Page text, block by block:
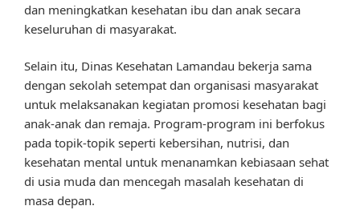
dan meningkatkan kesehatan ibu dan anak secara
keseluruhan di masyarakat.
Selain itu, Dinas Kesehatan Lamandau bekerja sama
dengan sekolah setempat dan organisasi masyarakat
untuk melaksanakan kegiatan promosi kesehatan bagi
anak-anak dan remaja. Program-program ini berfokus
pada topik-topik seperti kebersihan, nutrisi, dan
kesehatan mental untuk menanamkan kebiasaan sehat
di usia muda dan mencegah masalah kesehatan di
masa depan.